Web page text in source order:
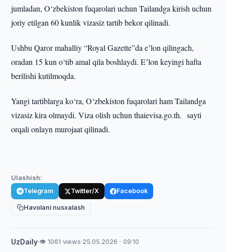
jumladan, O‘zbekiston fuqarolari uchun Tailandga kirish uchun
joriy etilgan 60 kunlik vizasiz tartib bekor qilinadi.
Ushbu Qaror mahalliy “Royal Gazette”da eʼlon qilingach,
oradan 15 kun o‘tib amal qila boshlaydi. Eʼlon keyingi hafta
berilishi kutilmoqda.
Yangi tartiblarga ko‘ra, O‘zbekiston fuqarolari ham Tailandga
vizasiz kira olmaydi. Viza olish uchun thaievisa.go.th. sayti
orqali onlayn murojaat qilinadi.
Ulashish:
Telegram Twitter/X Facebook
Havolani nusxalash
UzDaily·👁 1061 views·25.05.2026 · 09:10